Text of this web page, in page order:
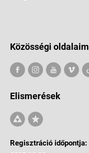
Közösségi oldalaim
Elismerések
Regisztráció időpontja: